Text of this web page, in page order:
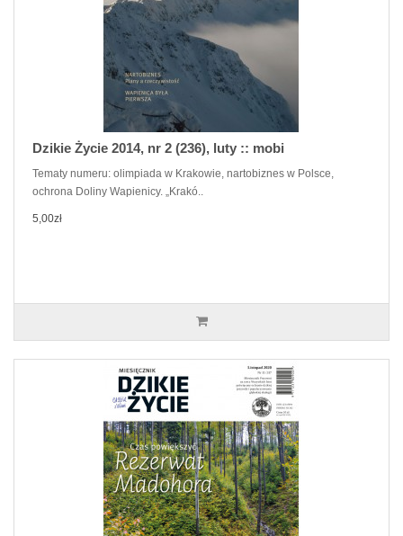
Dzikie Życie 2014, nr 2 (236), luty :: mobi
Tematy numeru: olimpiada w Krakowie, nartobiznes w Polsce,
ochrona Doliny Wapienicy. „Krakó..
5,00zł